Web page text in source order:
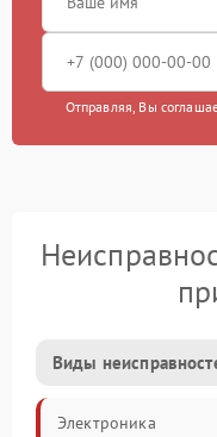
Отправляя, Вы
Виды
Электроника